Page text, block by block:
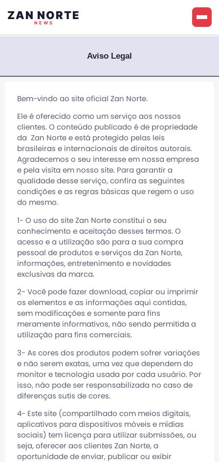
ZAN NORTE
NEWS
Aviso Legal
Bem-vindo ao site oficial Zan Norte.
Ele é oferecido como um serviço aos nossos
clientes. O conteúdo publicado é de propriedade
da Zan Norte e está protegido pelas leis
brasileiras e internacionais de direitos autorais.
Agradecemos o seu interesse em nossa empresa
e pela visita em nosso site. Para garantir a
qualidade desse serviço, confira as seguintes
condições e as regras básicas que regem o uso
do mesmo.
1- O uso do site Zan Norte constitui o seu
conhecimento e aceitação desses termos. O
acesso e a utilização são para a sua compra
pessoal de produtos e serviços da Zan Norte,
informações, entretenimento e novidades
exclusivas da marca.
2- Você pode fazer download, copiar ou imprimir
os elementos e as informações aqui contidas,
sem modificações e somente para fins
meramente informativos, não sendo permitida a
utilização para fins comerciais.
3- As cores dos produtos podem sofrer variações
e não serem exatas, uma vez que dependem do
monitor e tecnologia usada por cada usuário. Por
isso, não pode ser responsabilizada no caso de
diferenças sutis de cores.
4- Este site (compartilhado com meios digitais,
aplicativos para dispositivos móveis e mídias
sociais) tem licença para utilizar submissões, ou
seja, oferecer aos clientes Zan Norte, a
oportunidade de enviar, publicar ou exibir